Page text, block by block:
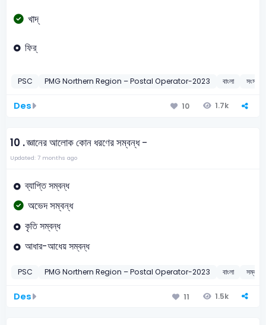
খাদ্
ফির্
PSC PMG Northern Region – Postal Operator-2023 বাংলা সংস্কৃত
Des 10 1.7k
10 .জ্ঞানের আলোক কোন ধরণের সম্বন্ধ -
Updated: 7 months ago
ব্যাপ্তি সম্বন্ধ
অভেদ সম্বন্ধ
কৃতি সম্বন্ধ
আধার-আধেয় সম্বন্ধ
PSC PMG Northern Region – Postal Operator-2023 বাংলা সম্বন্ধ
Des 11 1.5k